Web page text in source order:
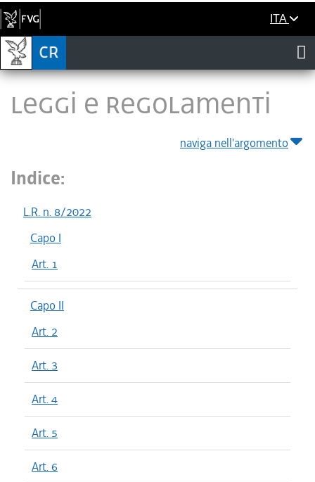
ITA
LEGGI E REGOLAMENTI
naviga nell'argomento
Indice:
L.R. n. 8/2022
Capo I
Art. 1
Capo II
Art. 2
Art. 3
Art. 4
Art. 5
Art. 6